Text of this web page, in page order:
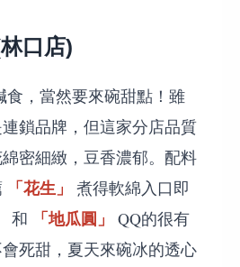
口店)
食，當然要來碗甜點！雖
鎖品牌，但這家分店品質
密細緻，豆香濃郁。配料
「花生」
煮得軟綿入口即
和 「地瓜圓」
QQ的很有
死甜，夏天來碗冰的透心